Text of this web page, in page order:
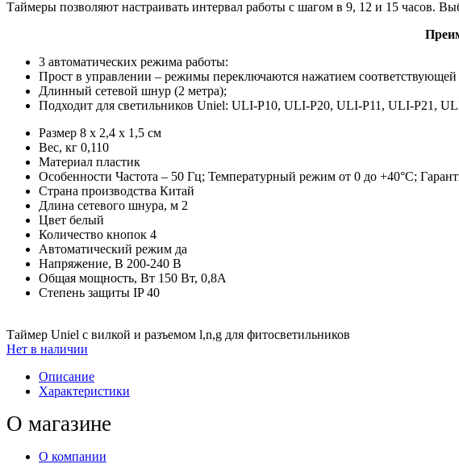
Таймеры позволяют настраивать интервал работы с шагом в 9, 12 и 15 часов.
3 автоматических режима работы:
Прост в управлении – режимы переключаются нажатием
Длинный сетевой шнур (2 метра);
Подходит для светильников Uniel: ULI-P10, ULI-P20, ULI-P11, ULI-P21,
Размер 8 х 2,4 х 1,5 см
Вес, кг 0,110
Материал пластик
Особенности Частота – 50 Гц; Температурный режим от 0 до +40°С;
Страна производства Китай
Длина сетевого шнура, м 2
Цвет белый
Количество кнопок 4
Автоматический режим да
Напряжение, В 200-240 В
Общая мощность, Вт 150 Вт, 0,8А
Степень защиты IP 40
Таймер Uniel с вилкой и разъемом l,n,g для фитосветильников
Нет в наличии
Описание
Характеристики
О магазине
О компании